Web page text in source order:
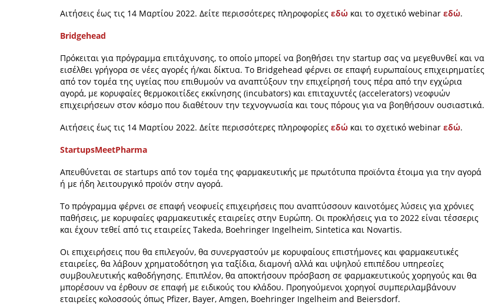
Αιτήσεις έως τις 14 Μαρτίου 2022. Δείτε περισσότερες πληροφορίες εδώ και το σχετικό webinar εδώ.
Bridgehead
Πρόκειται για πρόγραμμα επιτάχυνσης, το οποίο μπορεί να βοηθήσει την startup σας να μεγεθυνθεί και να
εισέλθει γρήγορα σε νέες αγορές ή/και δίκτυα. Το Bridgehead φέρνει σε επαφή ευρωπαίους επιχειρηματίες
από τον τομέα της υγείας που επιθυμούν να αναπτύξουν την επιχείρησή τους πέρα από την εγχώρια
αγορά, με κορυφαίες θερμοκοιτίδες εκκίνησης (incubators) και επιταχυντές (accelerators) νεοφυών
επιχειρήσεων στον κόσμο που διαθέτουν την τεχνογνωσία και τους πόρους για να βοηθήσουν ουσιαστικά.
Αιτήσεις έως τις 14 Μαρτίου 2022. Δείτε περισσότερες πληροφορίες εδώ και το σχετικό webinar εδώ.
StartupsMeetPharma
Απευθύνεται σε startups από τον τομέα της φαρμακευτικής με πρωτότυπα προϊόντα έτοιμα για την αγορά
ή με ήδη λειτουργικό προϊόν στην αγορά.
Το πρόγραμμα φέρνει σε επαφή νεοφυείς επιχειρήσεις που αναπτύσσουν καινοτόμες λύσεις για χρόνιες
παθήσεις, με κορυφαίες φαρμακευτικές εταιρείες στην Ευρώπη. Οι προκλήσεις για το 2022 είναι τέσσερις
και έχουν τεθεί από τις εταιρείες Takeda, Boehringer Ingelheim, Sintetica και Novartis.
Οι επιχειρήσεις που θα επιλεγούν, θα συνεργαστούν με κορυφαίους επιστήμονες και φαρμακευτικές
εταιρείες, θα λάβουν χρηματοδότηση για ταξίδια, διαμονή αλλά και υψηλού επιπέδου υπηρεσίες
συμβουλευτικής καθοδήγησης. Επιπλέον, θα αποκτήσουν πρόσβαση σε φαρμακευτικούς χορηγούς και θα
μπορέσουν να έρθουν σε επαφή με ειδικούς του κλάδου. Προηγούμενοι χορηγοί συμπεριλαμβάνουν
εταιρείες κολοσσούς όπως Pfizer, Bayer, Amgen, Boehringer Ingelheim and Beiersdorf.